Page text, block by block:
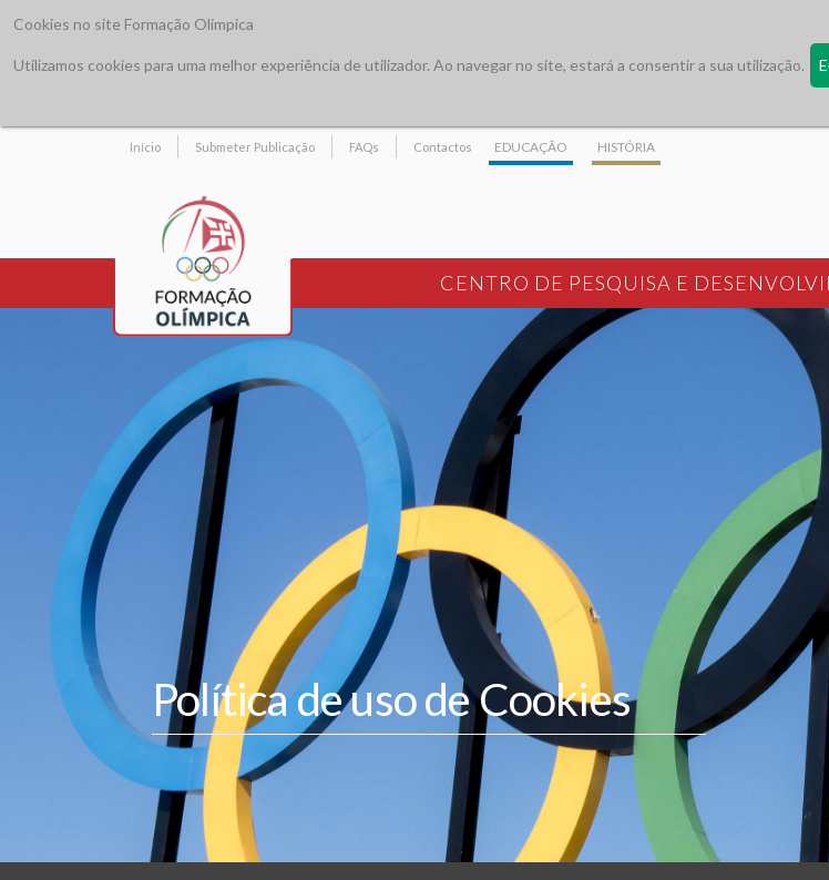
Cookies no site Formação Olímpica
Utilizamos cookies para uma melhor experiência de utilizador. Ao navegar no site, estará a consentir a sua utilização.
Início Submeter Publicação FAQs Contactos EDUCAÇÃO HISTÓRIA
CENTRO DE PESQUISA E
Política de uso de Cookies